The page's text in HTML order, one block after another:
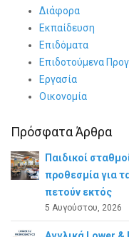
Διάφορα
Εκπαίδευση
Επιδόματα
Επιδοτούμενα
Εργασία
Οικονομία
Πρόσφατα Άρθρα
Παιδικοί
προθεσμία για
πετούν εκτός
5 Αυγούστου, 2026